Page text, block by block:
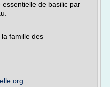
de basilic par
famille des